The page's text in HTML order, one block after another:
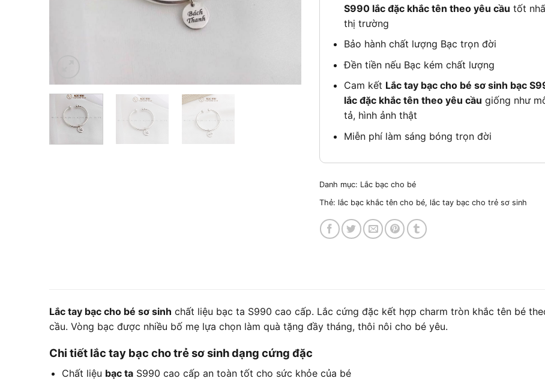
S990 lắc đặc khắc tên theo yêu cầu tốt
thị trường
Bảo hành chất lượng Bạc trọn đời
Đền tiền nếu Bạc kém chất lượng
Cam kết Lắc tay bạc cho bé sơ sinh bạc
lắc đặc khắc tên theo yêu cầu giống như
tả, hình ảnh thật
Miễn phí làm sáng bóng trọn đời
Danh mục: Lắc bạc cho bé
Thẻ: lắc bạc khắc tên cho bé, lắc tay bạc cho trẻ sơ sinh
Lắc tay bạc cho bé sơ sinh chất liệu bạc ta S990 cao cấp. Lắc cứng đặc kết hợp charm tròn khắc tên bé
cầu. Vòng bạc được nhiều bố mẹ lựa chọn làm quà tặng đầy tháng, thôi nôi cho bé yêu.
Chi tiết lắc tay bạc cho trẻ sơ sinh dạng cứng đặc
Chất liệu bạc taS990 cao cấp an toàn tốt cho sức khỏe của bé